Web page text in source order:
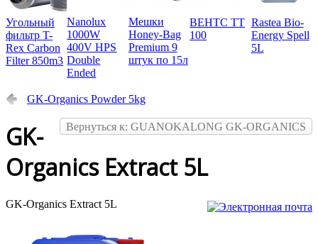
Угольный
фильтр T-
Rex Carbon
Filter 850m3
Nanolux
1000W
400V HPS
Double
Ended
Мешки
Honey-Bag
Premium 9
штук по 15л
ВЕНТС ТТ
100
Rastea Bio-
Energy Spell
5L
GK-Organics Powder 5kg
Вернуться к: GUANOKALONG GK-ORGANICS
GK-
Organics Extract 5L
GK-Organics Extract 5L